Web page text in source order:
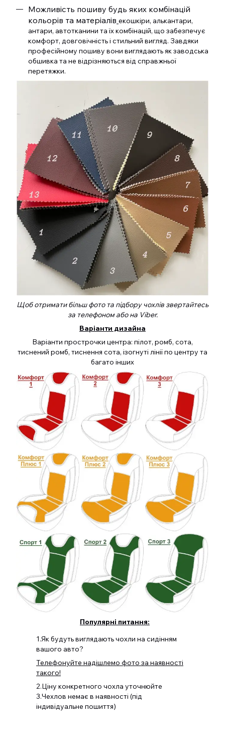
Можливість пошиву будь яких комбінацій
кольорів та матеріалів екошкіри, алькантари,
антари, автотканини та їх комбінацій, що забезпечує
комфорт, довговічність і стильний вигляд. Завдяки
професійному пошиву вони виглядають як заводська
обшивка та не відрізняються від справжньої
перетяжки.
Щоб отримати більш фото та підбору чохлів звертайтесь
за телефоном або на Viber.
Варіанти дизайна
Варіанти прострочки центра: пілот, ромб, сота,
тиснений ромб, тиснення сота, ізогнуті лінії по центру та
багато інших
Популярні питання:
1.Як будуть виглядають чохли на сидінням
вашого авто?
Телефонуйте надішлемо фото за наявності
такого!
2.Ціну конкретного чохла уточнюйте
3.Чехлов немає в наявності (під
індивідуальне пошиття)